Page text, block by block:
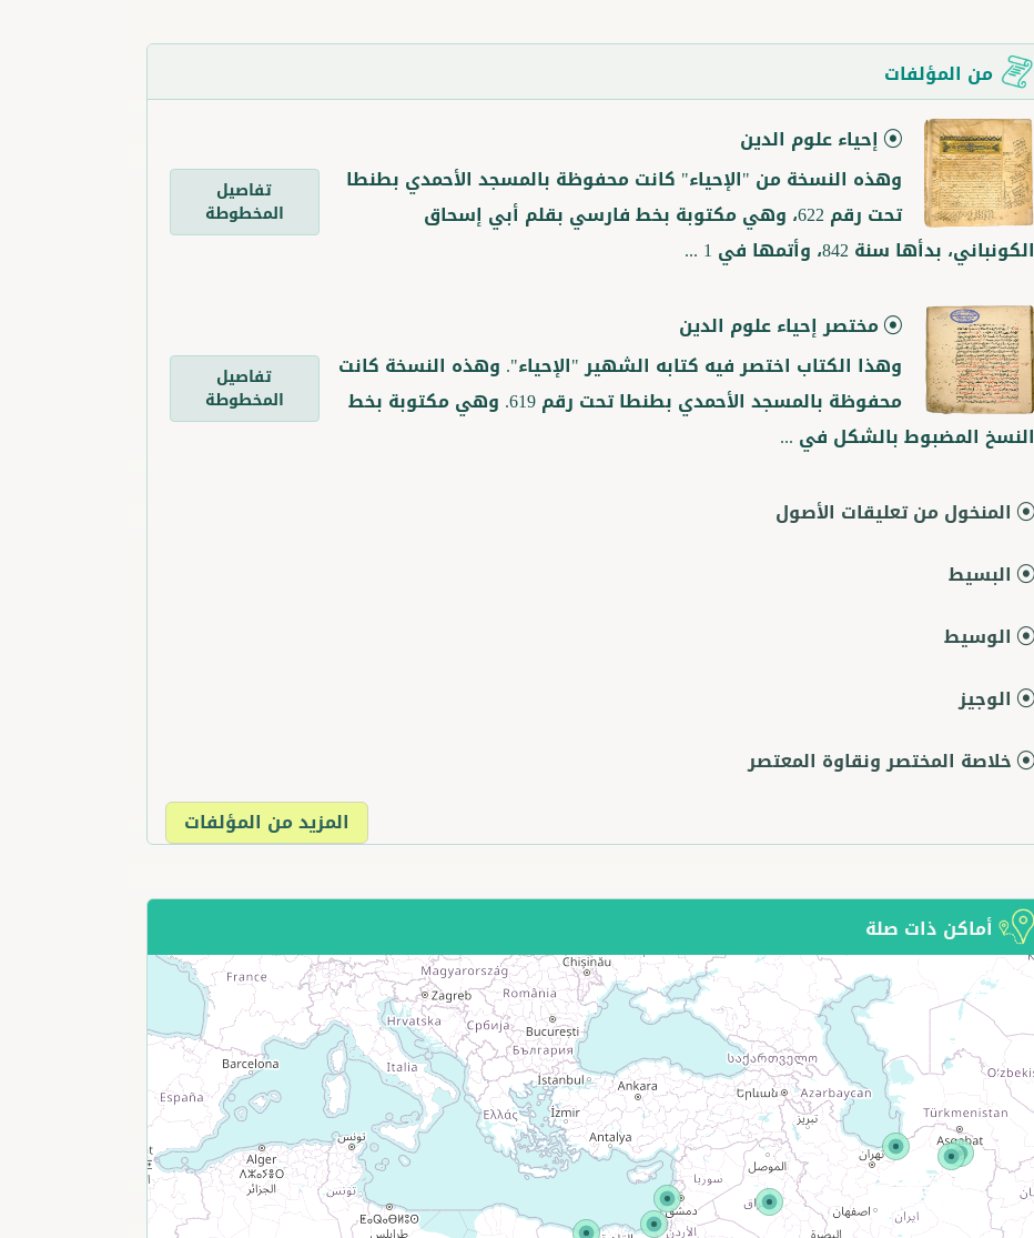
من المؤلفات
إحياء علوم الدين
وهذه النسخة من "الإحياء" كانت محفوظة بالمسجد الأحمدي بطنطا
تحت رقم 622، وهي مكتوبة بخط فارسي بقلم أبي إسحاق
الكونباني، بدأها سنة 842، وأتمها في 1 ...
تفاصيل
المخطوطة
مختصر إحياء علوم الدين
وهذا الكتاب اختصر فيه كتابه الشهير "الإحياء". وهذه النسخة كانت
محفوظة بالمسجد الأحمدي بطنطا تحت رقم 619. وهي مكتوبة بخط
النسخ المضبوط بالشكل في ...
تفاصيل
المخطوطة
المنخول من تعليقات الأصول
البسيط
الوسيط
الوجيز
خلاصة المختصر ونقاوة المعتصر
المزيد من المؤلفات
أماكن ذات صلة